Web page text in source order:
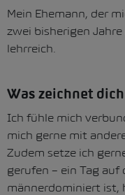
Mein Ehemann, der
zwei bisherigen
lehrreich.
Was zeichnet
Ich fühle mich
mich gerne mit
Zudem setze ich
gerufen – ein Tag
männerdominiert ist,